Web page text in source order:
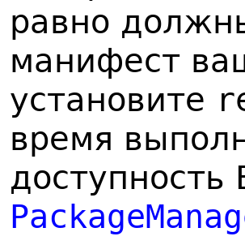
равно
манифест
установите
время